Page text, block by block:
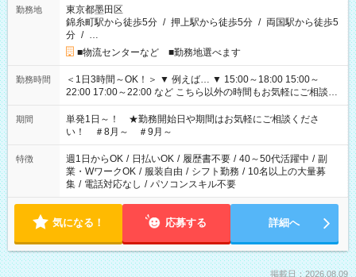
勤務地
東京都墨田区
錦糸町駅から徒歩5分 / 押上駅から徒歩5分 / 両国駅から徒歩5
分 / …
■物流センターなど ■勤務地選べます
勤務時間
＜1日3時間～OK！＞ ▼ 例えば… ▼ 15:00～18:00 15:00～
22:00 17:00～22:00 など こちら以外の時間もお気軽にご相談く
ださい！
期間
単発1日～！ ★勤務開始日や期間はお気軽にご相談くださ
い！ ＃8月～ ＃9月～
特徴 週1日からOK / 日払いOK / 履歴書不要 / 40～50代活躍中 / 副
業・WワークOK / 服装自由 / シフト勤務 / 10名以上の大量募
集 / 電話対応なし / パソコンスキル不要
気になる！ 応募する 詳細へ
掲載日：2026.08.09